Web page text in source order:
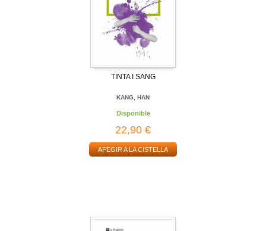
TINTA I SANG
KANG, HAN
Disponible
22,90 €
AFEGIR A LA CISTELLA